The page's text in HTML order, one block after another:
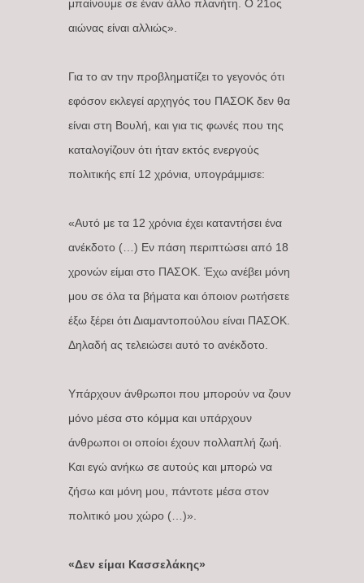
μπαίνουμε σε έναν άλλο πλανήτη. Ο 21ος
αιώνας είναι αλλιώς».
Για το αν την προβληματίζει το γεγονός ότι
εφόσον εκλεγεί αρχηγός του ΠΑΣΟΚ δεν θα
είναι στη Βουλή, και για τις φωνές που της
καταλογίζουν ότι ήταν εκτός ενεργούς
πολιτικής επί 12 χρόνια, υπογράμμισε:
«Αυτό με τα 12 χρόνια έχει καταντήσει ένα
ανέκδοτο (…) Εν πάση περιπτώσει από 18
χρονών είμαι στο ΠΑΣΟΚ. Έχω ανέβει μόνη
μου σε όλα τα βήματα και όποιον ρωτήσετε
έξω ξέρει ότι Διαμαντοπούλου είναι ΠΑΣΟΚ.
Δηλαδή ας τελειώσει αυτό το ανέκδοτο.
Υπάρχουν άνθρωποι που μπορούν να ζουν
μόνο μέσα στο κόμμα και υπάρχουν
άνθρωποι οι οποίοι έχουν πολλαπλή ζωή.
Και εγώ ανήκω σε αυτούς και μπορώ να
ζήσω και μόνη μου, πάντοτε μέσα στον
πολιτικό μου χώρο (…)».
«Δεν είμαι Κασσελάκης»